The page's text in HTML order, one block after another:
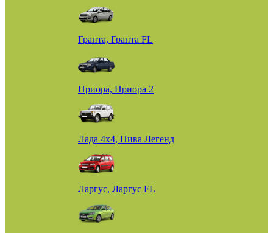
Гранта, Гранта FL
Приора, Приора 2
Лада 4х4, Нива Легенд
Ларгус, Ларгус FL